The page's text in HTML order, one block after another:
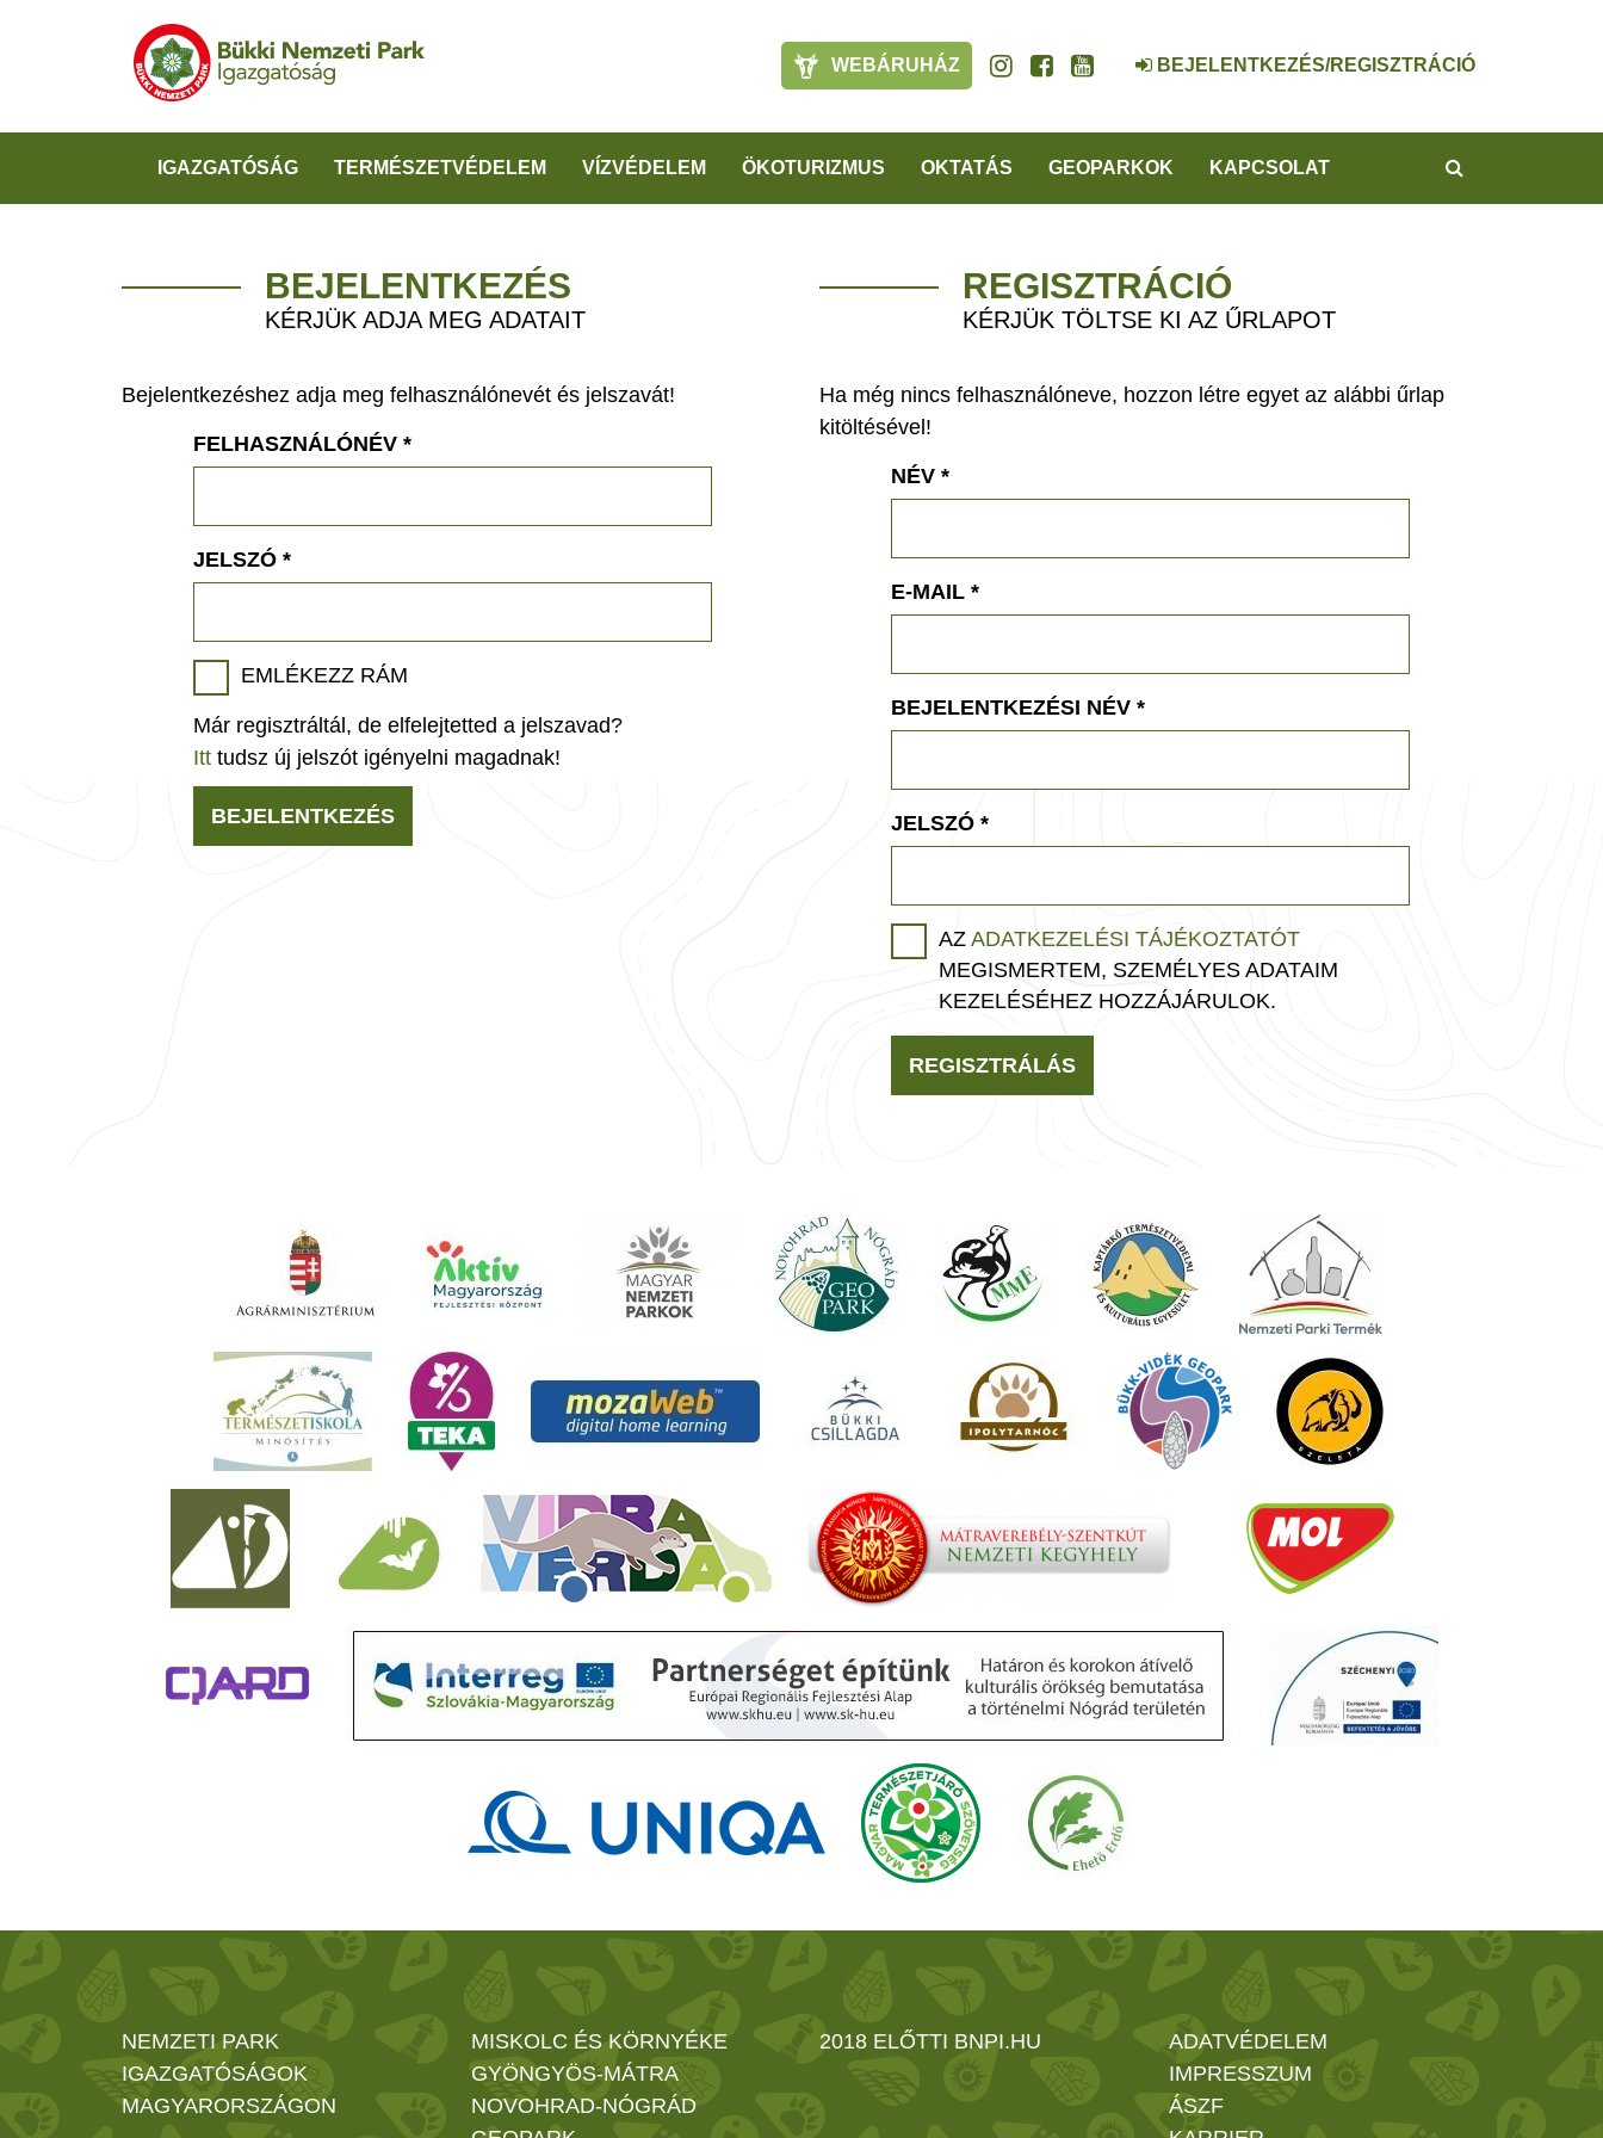
WEBÁRUHÁZ BEJELENTKEZÉS/REGISZTRÁCIÓ
IGAZGATÓSÁG TERMÉSZETVÉDELEM VÍZVÉDELEM ÖKOTURIZMUS OKTATÁS GEOPARKOK KAPCSOLAT
BEJELENTKEZÉS
KÉRJÜK ADJA MEG ADATAIT
Bejelentkezéshez adja meg felhasználónevét és jelszavát!
FELHASZNÁLÓNÉV *
JELSZÓ *
EMLÉKEZZ RÁM
Már regisztráltál, de elfelejtetted a jelszavad?
Itt tudsz új jelszót igényelni magadnak!
BEJELENTKEZÉS
REGISZTRÁCIÓ
KÉRJÜK TÖLTSE KI AZ ŰRLAPOT
Ha még nincs felhasználóneve, hozzon létre egyet az alábbi űrlap
kitöltésével!
NÉV *
E-MAIL *
BEJELENTKEZÉSI NÉV *
JELSZÓ *
AZ ADATKEZELÉSI TÁJÉKOZTATÓT
MEGISMERTEM, SZEMÉLYES ADATAIM
KEZELÉSÉHEZ HOZZÁJÁRULOK.
REGISZTRÁLÁS
NEMZETI PARK
IGAZGATÓSÁGOK
MAGYARORSZÁGON
MISKOLC ÉS KÖRNYÉKE
GYÖNGYÖS-MÁTRA
NOVOHRAD-NÓGRÁD
2018 ELŐTTI BNPI.HU
ADATVÉDELEM
IMPRESSZUM
ÁSZF